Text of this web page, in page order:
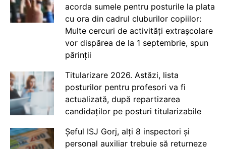
acorda sumele pentru posturile la plata
cu ora din cadrul cluburilor copiilor:
Multe cercuri de activități extrașcolare
vor dispărea de la 1 septembrie, spun
părinții
Titularizare 2026. Astăzi, lista
posturilor pentru profesori va fi
actualizată, după repartizarea
candidaților pe posturi titularizabile
Șeful ISJ Gorj, alți 8 inspectori și
personal auxiliar trebuie să returneze